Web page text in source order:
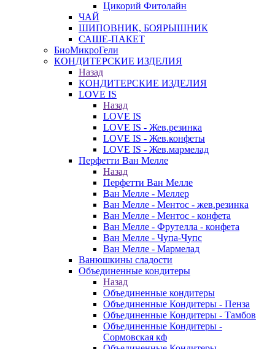
Цикорий Фитолайн
ЧАЙ
ШИПОВНИК, БОЯРЫШНИК
САШЕ-ПАКЕТ
БиоМикроГели
КОНДИТЕРСКИЕ ИЗДЕЛИЯ
Назад
КОНДИТЕРСКИЕ ИЗДЕЛИЯ
LOVE IS
Назад
LOVE IS
LOVE IS - Жев.резинка
LOVE IS - Жев.конфеты
LOVE IS - Жев.мармелад
Перфетти Ван Мелле
Назад
Перфетти Ван Мелле
Ван Мелле - Меллер
Ван Мелле - Ментос - жев.резинка
Ван Мелле - Ментос - конфета
Ван Мелле - Фрутелла - конфета
Ван Мелле - Чупа-Чупс
Ван Мелле - Мармелад
Ванюшкины сладости
Объединенные кондитеры
Назад
Объединенные кондитеры
Объединенные Кондитеры - Пенза
Объединенные Кондитеры - Тамбов
Объединенные Кондитеры -
Сормовская кф